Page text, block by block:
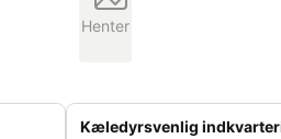
Henter
Kæledyrsvenlig